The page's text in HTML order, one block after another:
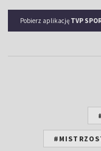
Pobierz aplikację TVP